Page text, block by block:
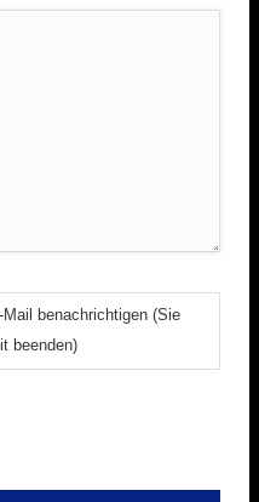
benachrichtigen (Sie
beenden)